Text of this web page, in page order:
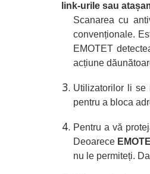
link-urile sau
Scanarea cu
convenționale.
EMOTET
acțiune
Utilizatorilor li se
pentru a bloca
Pentru a vă
Deoarece
nu le permiteți.